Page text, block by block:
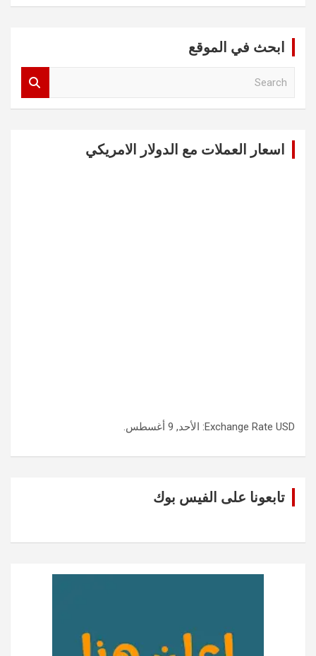
ابحث في الموقع
اسعار العملات مع الدولار الامريكي
Exchange Rate USD : الأحد, 9 أغسطس.
تابعونا على الفيس بوك